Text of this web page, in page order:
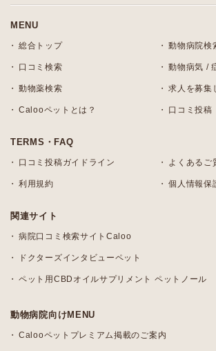
MENU
総合トップ 動物病院検
口コミ検索 動物病気 /
動物薬検索 求人を募集
Calooペットとは？ 口コミ投稿
TERMS・FAQ
口コミ投稿ガイドライン よくあるご
利用規約 個人情報保
関連サイト
病院口コミ検索サイトCaloo
ドクターズインタビューペット
ペット用CBDオイルサプリメント ペットノール
動物病院向けMENU
Calooペットプレミアム掲載のご案内